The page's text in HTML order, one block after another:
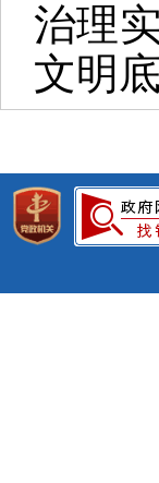
治理
文明